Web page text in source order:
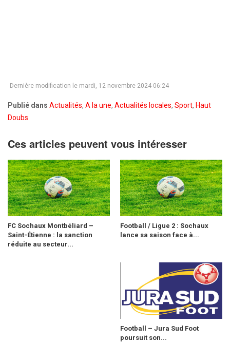
Dernière modification le mardi, 12 novembre 2024 06:24
Publié dans Actualités, A la une, Actualités locales, Sport, Haut
Doubs
Ces articles peuvent vous intéresser
FC Sochaux Montbéliard –
Saint-Étienne : la sanction
réduite au secteur...
Football / Ligue 2 : Sochaux
lance sa saison face à...
Football – Jura Sud Foot
poursuit son...